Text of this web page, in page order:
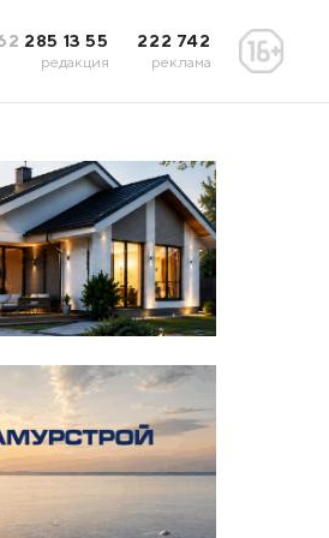
285 13 55
редакция
222 742
реклама